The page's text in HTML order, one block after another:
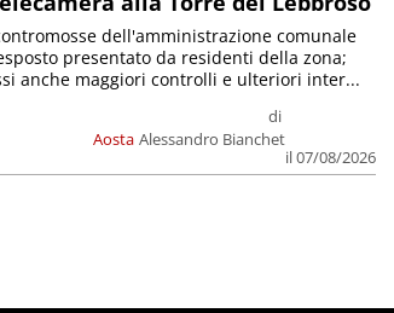
Aosta
di
Alessandro Bianchet
il 07/08/2026
dell'amministrazione comunale
presentato da residenti della zona;
anche maggiori controlli e ulteriori inter...